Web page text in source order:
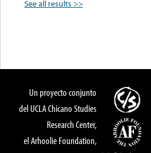
See all results >>
Un proyecto conjunto
del UCLA Chicano Studies
Research Center,
el Arhoolie Foundation,